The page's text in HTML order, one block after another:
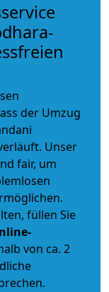
der Umzug
Unser
fair, um
füllen Sie
von ca. 2